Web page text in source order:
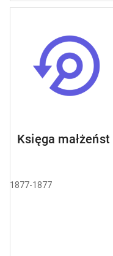
Księga małżeństw
1877-1877